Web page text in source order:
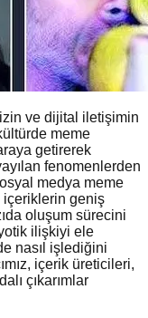
ve dijital iletişimin
meme
getirerek
fenomenlerden
medya meme
içeriklerin geniş
oluşum sürecini
ilişkiyi ele
nasıl işlediğini
içerik üreticileri,
çıkarımlar